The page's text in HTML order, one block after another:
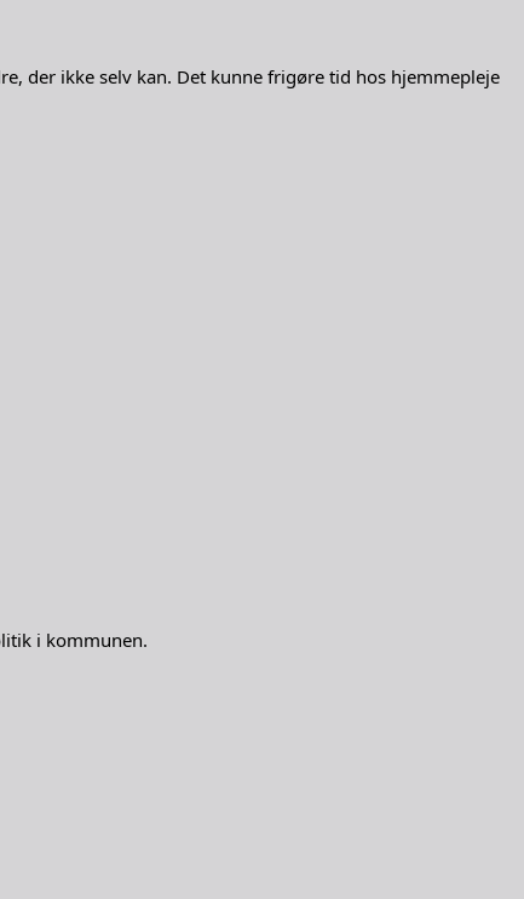
der ikke selv kan. Det kunne frigøre tid hos hjemmepleje
i kommunen.